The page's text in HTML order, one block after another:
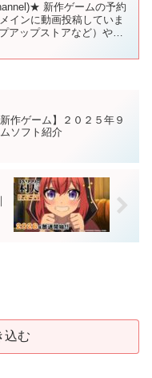
新作ゲームの予約
インに動画投稿していま
アップストアなど）やイ
作ゲーム】２０２５年９
ソフト紹介
込む